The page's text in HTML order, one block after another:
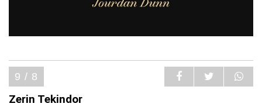
9 / 8
Zerin Tekindor